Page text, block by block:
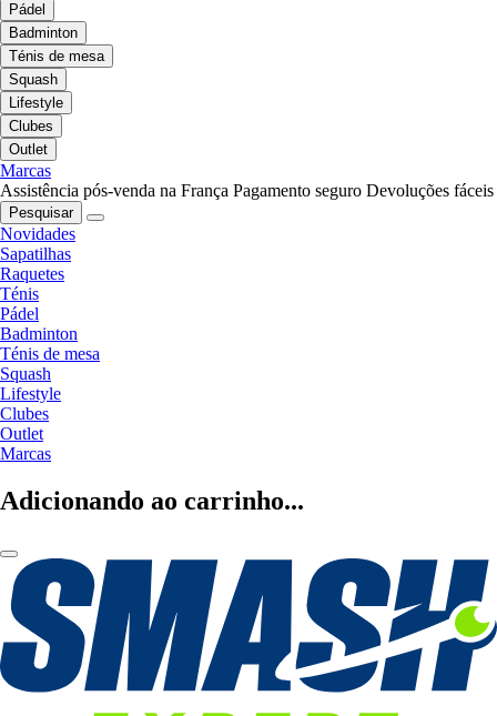
Pádel
Badminton
Ténis de mesa
Squash
Lifestyle
Clubes
Outlet
Marcas
Assistência pós-venda na França Pagamento seguro Devoluções fáceis
Pesquisar
Novidades
Sapatilhas
Raquetes
Ténis
Pádel
Badminton
Ténis de mesa
Squash
Lifestyle
Clubes
Outlet
Marcas
Adicionando ao carrinho...